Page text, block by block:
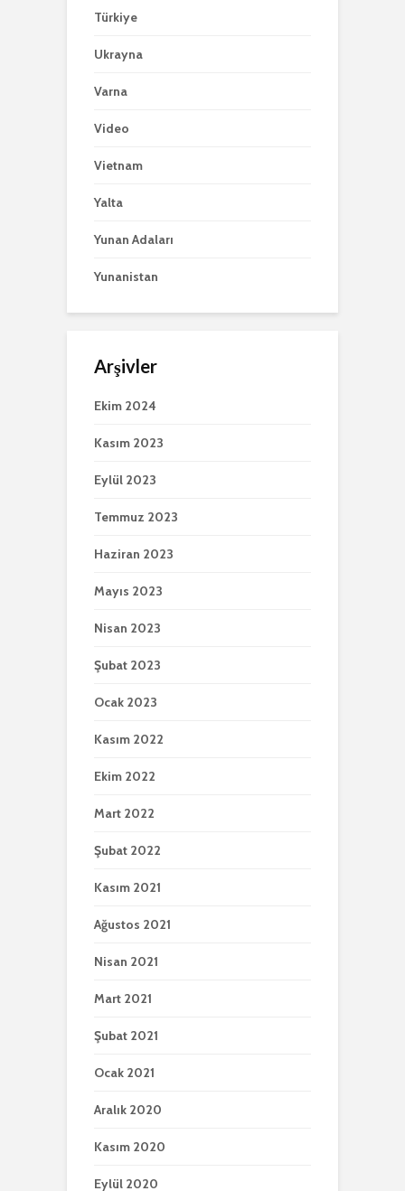
Türkiye
Ukrayna
Varna
Video
Vietnam
Yalta
Yunan Adaları
Yunanistan
Arşivler
Ekim 2024
Kasım 2023
Eylül 2023
Temmuz 2023
Haziran 2023
Mayıs 2023
Nisan 2023
Şubat 2023
Ocak 2023
Kasım 2022
Ekim 2022
Mart 2022
Şubat 2022
Kasım 2021
Ağustos 2021
Nisan 2021
Mart 2021
Şubat 2021
Ocak 2021
Aralık 2020
Kasım 2020
Eylül 2020